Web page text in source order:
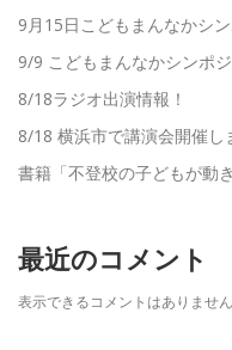
9月15日こどもまんなかシ
9/9 こどもまんなかシンポ
8/18ラジオ出演情報！
8/18 横浜市で講演会開催し
書籍「不登校の子どもが動
最近のコメント
表示できるコメントはありません